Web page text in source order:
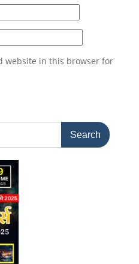
website in this browser for